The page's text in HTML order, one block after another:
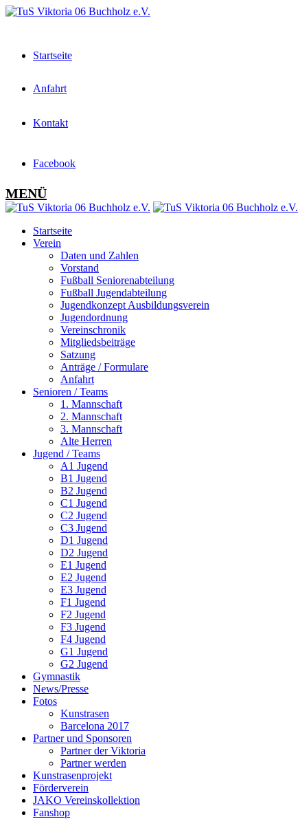
Startseite
Anfahrt
Kontakt
Facebook
MENÜ
Startseite
Verein
Daten und Zahlen
Vorstand
Fußball Seniorenabteilung
Fußball Jugendabteilung
Jugendkonzept Ausbildungsverein
Jugendordnung
Vereinschronik
Mitgliedsbeiträge
Satzung
Anträge / Formulare
Anfahrt
Senioren / Teams
1. Mannschaft
2. Mannschaft
3. Mannschaft
Alte Herren
Jugend / Teams
A1 Jugend
B1 Jugend
B2 Jugend
C1 Jugend
C2 Jugend
C3 Jugend
D1 Jugend
D2 Jugend
E1 Jugend
E2 Jugend
E3 Jugend
F1 Jugend
F2 Jugend
F3 Jugend
F4 Jugend
G1 Jugend
G2 Jugend
Gymnastik
News/Presse
Fotos
Kunstrasen
Barcelona 2017
Partner und Sponsoren
Partner der Viktoria
Partner werden
Kunstrasenprojekt
Förderverein
JAKO Vereinskollektion
Fanshop